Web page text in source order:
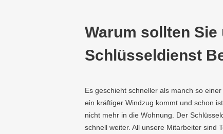
Warum sollten Sie
Schlüsseldienst
Es geschieht schneller als manch so
ein kräftiger Windzug kommt und schon
nicht mehr in die Wohnung. Der
schnell weiter. All unsere Mitarbeiter sind